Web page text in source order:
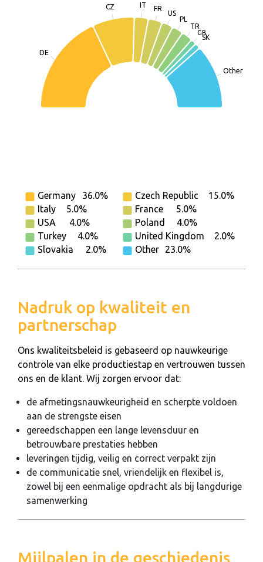
DE
CZ IT FR
US
PL
TR
GB
SK
Other
Germany 36.0% Czech Republic
15.0%
Italy
5.0% France
5.0%
USA
4.0% Poland
4.0%
Turkey
4.0% United Kingdom
2.0%
Slovakia
2.0% Other 23.0%
Nadruk op kwaliteit en
partnerschap
Ons kwaliteitsbeleid is gebaseerd op nauwkeurige
controle van elke productiestap en vertrouwen tussen
ons en de klant. Wij zorgen ervoor dat:
de afmetingsnauwkeurigheid en scherpte voldoen
aan de strengste eisen
gereedschappen een lange levensduur en
betrouwbare prestaties hebben
leveringen tijdig, veilig en correct verpakt zijn
de communicatie snel, vriendelijk en flexibel is,
zowel bij een eenmalige opdracht als bij langdurige
samenwerking
Mijlpalen in de geschiedenis